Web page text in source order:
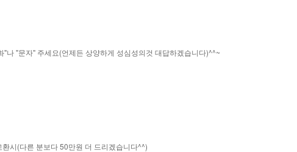
나 "문자" 주세요(언제든 상양하게 성심성의것 대답하겠습니다)^^~
시(다른 분보다 50만원 더 드리겠습니다^^)